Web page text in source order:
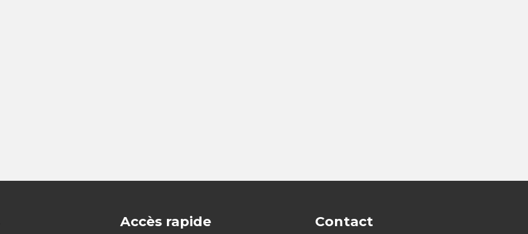
Accès rapide
Contact